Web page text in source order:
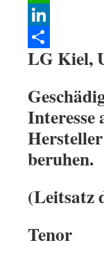
WhatsApp
LinkedIn
Teilen
LG Kiel,
Interesse
beruhen.
(Leitsatz
Tenor